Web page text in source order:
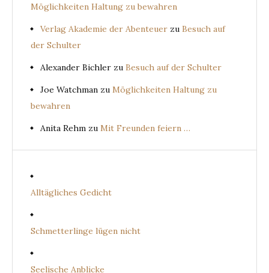
Möglichkeiten Haltung zu bewahren
Verlag Akademie der Abenteuer zu Besuch auf
der Schulter
Alexander Bichler zu Besuch auf der Schulter
Joe Watchman zu Möglichkeiten Haltung zu
bewahren
Anita Rehm zu Mit Freunden feiern …
Alltägliches Gedicht
Schmetterlinge lügen nicht
Seelische Anblicke